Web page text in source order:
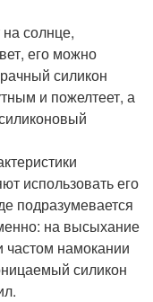
солнце,
его можно
силикон
и пожелтеет, а
использовать его
подразумевается
на высыхание
частом намокании
силикон